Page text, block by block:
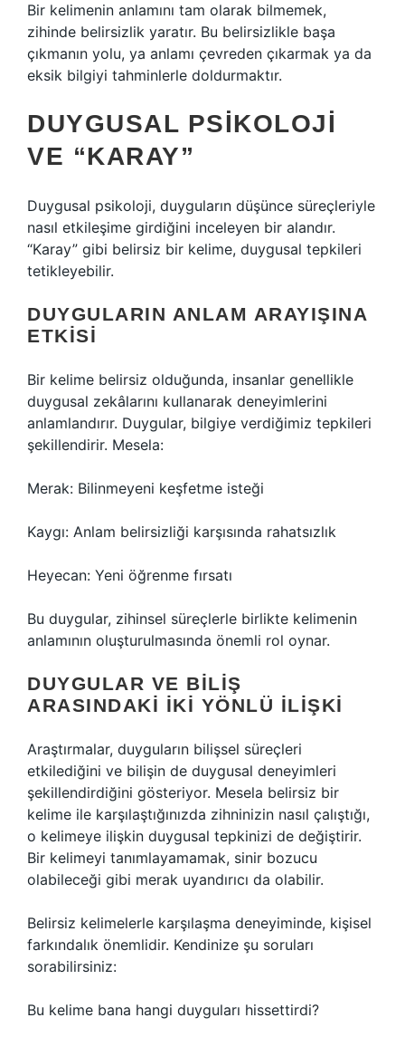
Bir kelimenin anlamını tam olarak bilmemek,
zihinde belirsizlik yaratır. Bu belirsizlikle başa
çıkmanın yolu, ya anlamı çevreden çıkarmak ya da
eksik bilgiyi tahminlerle doldurmaktır.
DUYGUSAL PSIKOLOJI
VE “KARAY”
Duygusal psikoloji, duyguların düşünce süreçleriyle
nasıl etkileşime girdiğini inceleyen bir alandır.
“Karay” gibi belirsiz bir kelime, duygusal tepkileri
tetikleyebilir.
DUYGULARIN ANLAM ARAYIŞINA
ETKISI
Bir kelime belirsiz olduğunda, insanlar genellikle
duygusal zekâlarını kullanarak deneyimlerini
anlamlandırır. Duygular, bilgiye verdiğimiz tepkileri
şekillendirir. Mesela:
Merak: Bilinmeyeni keşfetme isteği
Kaygı: Anlam belirsizliği karşısında rahatsızlık
Heyecan: Yeni öğrenme fırsatı
Bu duygular, zihinsel süreçlerle birlikte kelimenin
anlamının oluşturulmasında önemli rol oynar.
DUYGULAR VE BILIŞ
ARASINDAKI İKI YÖNLÜ İLIŞKI
Araştırmalar, duyguların bilişsel süreçleri
etkilediğini ve bilişin de duygusal deneyimleri
şekillendirdiğini gösteriyor. Mesela belirsiz bir
kelime ile karşılaştığınızda zihninizin nasıl çalıştığı,
o kelimeye ilişkin duygusal tepkinizi de değiştirir.
Bir kelimeyi tanımlayamamak, sinir bozucu
olabileceği gibi merak uyandırıcı da olabilir.
Belirsiz kelimelerle karşılaşma deneyiminde, kişisel
farkındalık önemlidir. Kendinize şu soruları
sorabilirsiniz:
Bu kelime bana hangi duyguları hissettirdi?